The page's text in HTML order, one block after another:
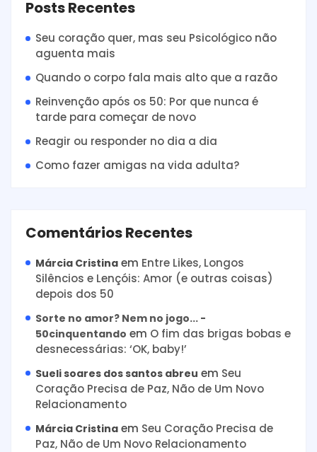
Posts Recentes
Seu coração quer, mas seu Psicológico não
aguenta mais
Quando o corpo fala mais alto que a razão
Reinvenção após os 50: Por que nunca é
tarde para começar de novo
Reagir ou responder no dia a dia
Como fazer amigas na vida adulta?
Comentários Recentes
Márcia Cristina em Entre Likes, Longos
Silêncios e Lençóis: Amor (e outras coisas)
depois dos 50
Sorte no amor? Nem no jogo... -
50cinquentando em O fim das brigas bobas e
desnecessárias: ‘OK, baby!’
Sueli soares dos santos abreu em Seu
Coração Precisa de Paz, Não de Um Novo
Relacionamento
Márcia Cristina em Seu Coração Precisa de
Paz, Não de Um Novo Relacionamento